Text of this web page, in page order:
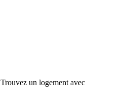
Trouvez un logement avec